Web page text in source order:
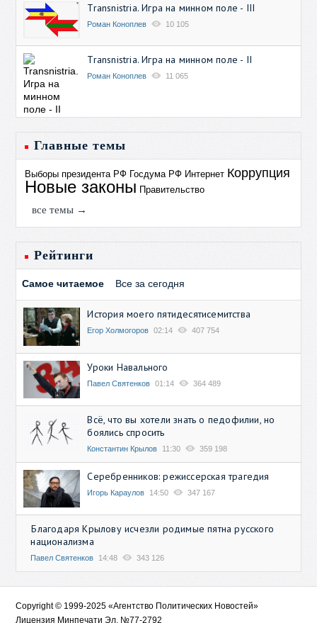
Transnistria. Игра на минном поле - III
Роман Коноплев 10 105
Transnistria. Игра на минном поле - II
Роман Коноплев 11 065
Главные темы
Выборы президента РФ Госдума РФ Интернет Коррупция
Новые законы Правительство
все темы →
Рейтинги
Самое читаемое Все за сегодня
История моего пятидесятисемитства
Егор Холмогоров 02:14 407 754
Уроки Навального
Павел Святенков 01:14 364 489
Всё, что вы хотели знать о педофилии, но
боялись спросить
Константин Крылов 11:30 359 198
Серебренников: режиссерская трагедия
Игорь Караулов 14:50 347 167
Благодаря Крылову исчезли родимые пятна русского
национализма
Павел Святенков 14:48 343 126
Copyright © 1999-2025 «Агентство Политических Новостей»
Лицензия Минпечати Эл. №77-2792